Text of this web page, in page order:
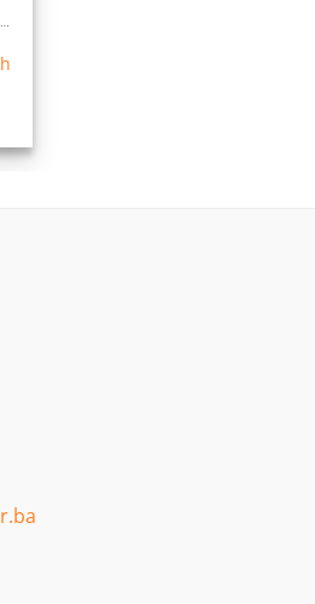
AKUMULATORSKE BATERIJE I PUNJAČI